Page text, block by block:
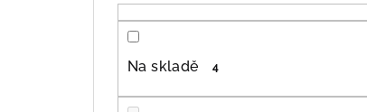
Na skladě 4